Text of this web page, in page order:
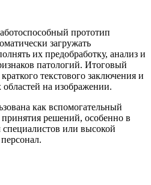
прототип
загружать
их предобработку, анализ и
патологий. Итоговый
текстового заключения и
на изображении.
как вспомогательный
решений, особенно в
специалистов или высокой